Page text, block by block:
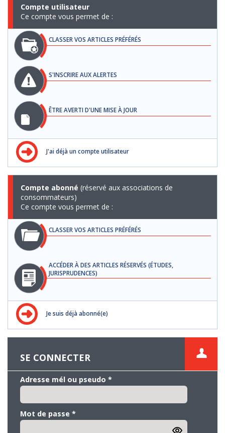
Compte utilisateur
Ce compte vous permet de :
CLASSER VOS ARTICLES PRÉFÉRÉS
S'INSCRIRE AUX ALERTES
ÊTRE AVERTI D'UNE MISE À JOUR
J'ai déjà un compte utilisateur
Compte abonné (réservé aux associations de
consommateurs)
Ce compte vous permet de :
CLASSER VOS ARTICLES PRÉFÉRÉS
ACCÉDER À DES ARTICLES RÉSERVÉS (ÉTUDES,
JURISPRUDENCES)
Je suis déjà abonné(e)
SE CONNECTER
Adresse mél ou pseudo *
Mot de passe *